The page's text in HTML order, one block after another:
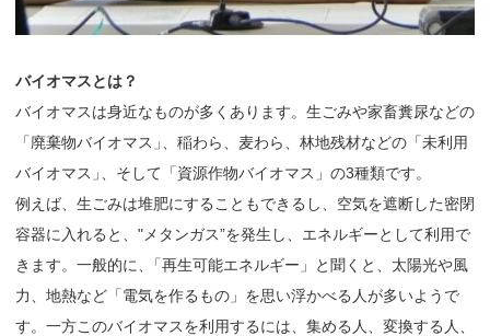
バイオマスとは？
バイオマスは身近なものが多くあります。生ごみや家畜糞尿などの
「廃棄物バイオマス 」
、稲わら、麦わら、林地残材などの「未利用
バイオマス 」
、そして「資源作物バイオマス」の3種類です。
例えば、生ごみは堆肥にすることもできるし、空気を遮断した密閉
容器に入れると、"メタンガス”を発生し、エネルギーとして利用で
きます。一般的に
「再生可能エネルギー」と聞くと、太陽光や風
力、地熱など「電気を作るもの」を思い浮かべる人が多いようで
す。一方このバイオマスを利用するには、集める人、変換する人、